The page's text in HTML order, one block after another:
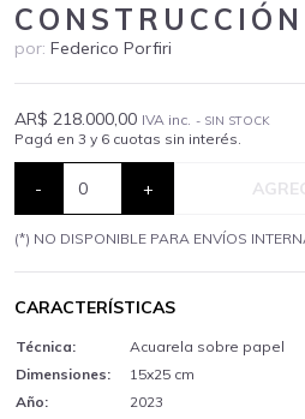
CONSTRUCCIÓN
por: Federico Porfiri
AR$ 218.000,00 IVA inc. - SIN STOCK
Pagá en 3 y 6 cuotas sin interés.
- +
(*) NO DISPONIBLE PARA ENVÍOS
CARACTERÍSTICAS
Técnica:
Acuarela sobre papel
Dimensiones:
15x25 cm
Año:
2023